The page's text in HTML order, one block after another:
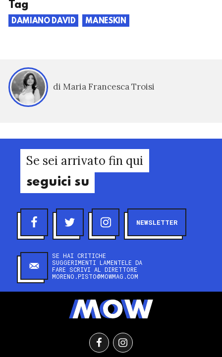
Tag
DAMIANO DAVID MANESKIN
di Maria Francesca Troisi
Se sei arrivato fin qui
seguici su
NEWSLETTER
SE HAI CRITICHE
SUGGERIMENTI LAMENTELE DA
FARE SCRIVI AL DIRETTORE
MORENO.PISTO@MOWMAG.COM